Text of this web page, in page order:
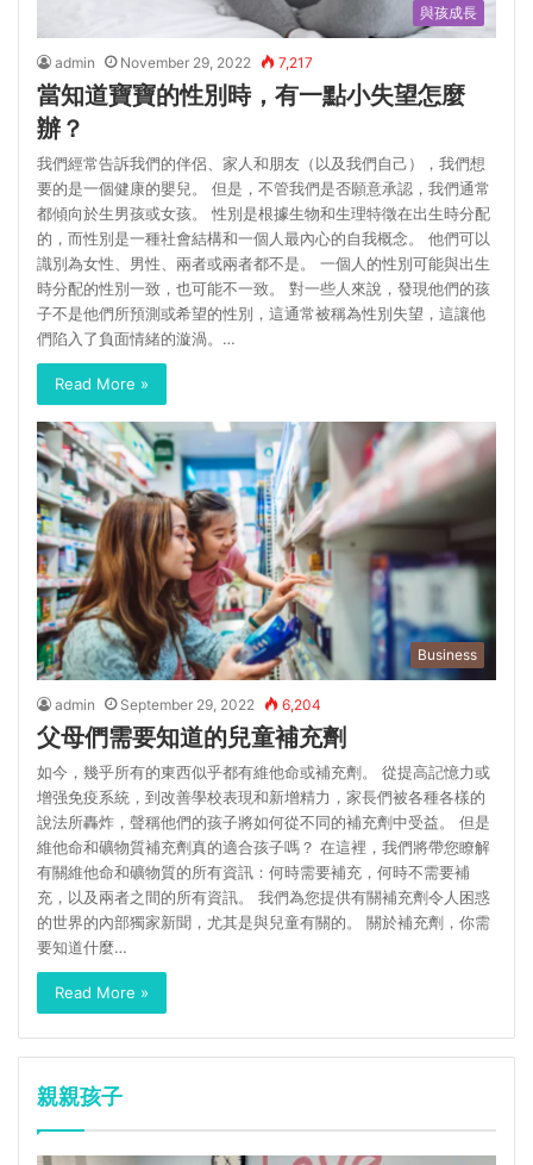
與孩成長
admin November 29, 2022 7,217
當知道寶寶的性別時，有一點小失望怎麼
辦？
我們經常告訴我們的伴侶、家人和朋友（以及我們自己），我們想
要的是一個健康的嬰兒。 但是，不管我們是否願意承認，我們通常
都傾向於生男孩或女孩。 性別是根據生物和生理特徵在出生時分配
的，而性別是一種社會結構和一個人最內心的自我概念。 他們可以
識別為女性、男性、兩者或兩者都不是。 一個人的性別可能與出生
時分配的性別一致，也可能不一致。 對一些人來說，發現他們的孩
子不是他們所預測或希望的性別，這通常被稱為性別失望，這讓他
們陷入了負面情緒的漩渦。…
Read More »
Business
admin September 29, 2022 6,204
父母們需要知道的兒童補充劑
如今，幾乎所有的東西似乎都有維他命或補充劑。 從提高記憶力或
增强免疫系統，到改善學校表現和新增精力，家長們被各種各樣的
說法所轟炸，聲稱他們的孩子將如何從不同的補充劑中受益。 但是
維他命和礦物質補充劑真的適合孩子嗎？ 在這裡，我們將帶您瞭解
有關維他命和礦物質的所有資訊：何時需要補充，何時不需要補
充，以及兩者之間的所有資訊。 我們為您提供有關補充劑令人困惑
的世界的內部獨家新聞，尤其是與兒童有關的。 關於補充劑，你需
要知道什麼…
Read More »
親親孩子